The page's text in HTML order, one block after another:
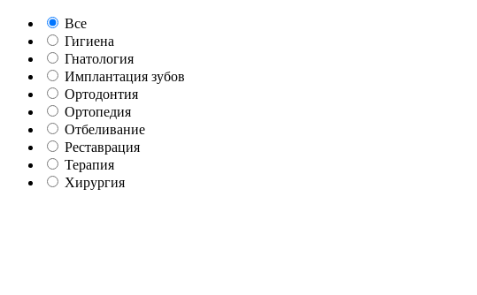
Все
Гигиена
Гнатология
Имплантация зубов
Ортодонтия
Ортопедия
Отбеливание
Реставрация
Терапия
Хирургия